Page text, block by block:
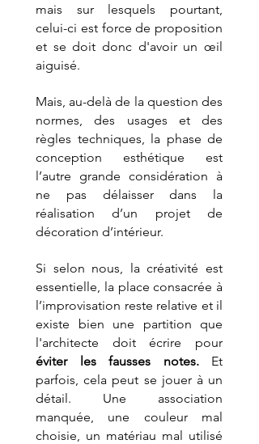
mais sur lesquels pourtant,
celui-ci est force de proposition
et se doit donc d'avoir un œil
aiguisé.
Mais, au-delà de la question des
normes, des usages et des
règles techniques, la phase de
conception esthétique est
l’autre grande considération à
ne pas délaisser dans la
réalisation d’un projet de
décoration d’intérieur.
Si selon nous, la créativité est
essentielle, la place consacrée à
l’improvisation reste relative et il
existe bien une partition que
éviter les fausses notes. Et
parfois, cela peut se jouer à un
détail. Une association
manquée, une couleur mal
choisie, un matériau mal utilisé